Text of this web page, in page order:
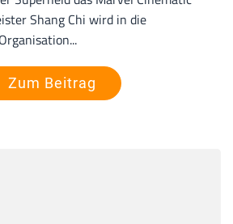
Shang Chi wird in die
Zum Beitrag